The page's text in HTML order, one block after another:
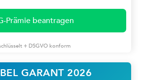
Prämie beantragen
+ DSGVO konform
GARANT 2026